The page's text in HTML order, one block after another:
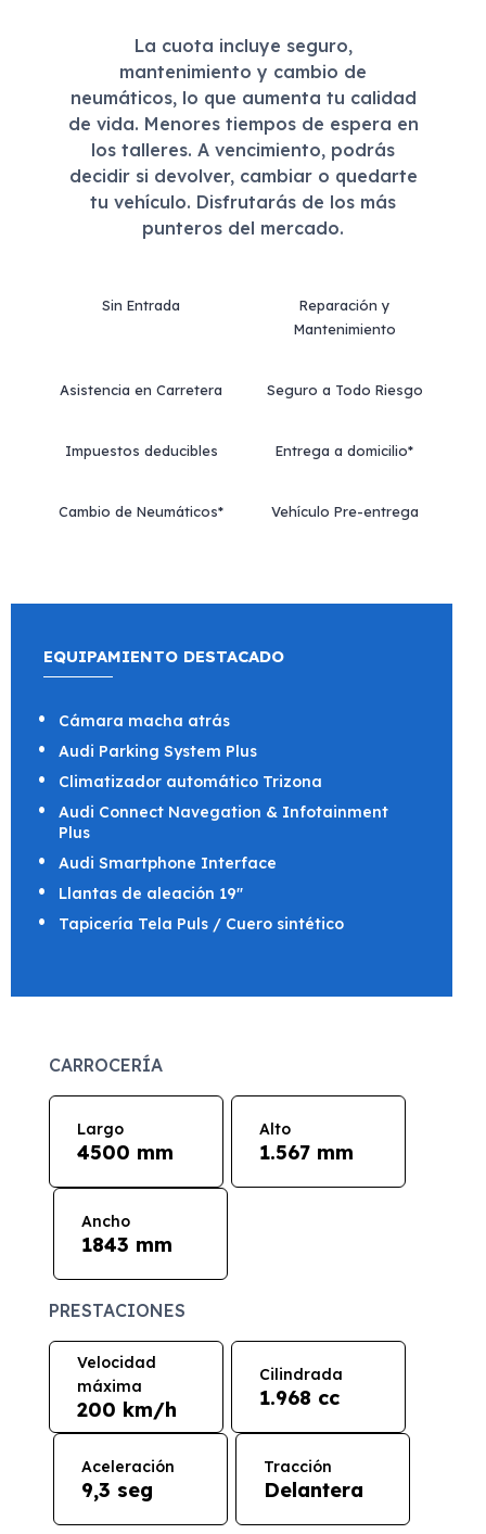
La cuota incluye seguro,
mantenimiento y cambio de
neumáticos, lo que aumenta tu calidad
de vida. Menores tiempos de espera en
los talleres. A vencimiento, podrás
decidir si devolver, cambiar o quedarte
tu vehículo. Disfrutarás de los más
punteros del mercado.
Sin Entrada
Reparación y
Mantenimiento
Asistencia en Carretera Seguro a Todo Riesgo
Impuestos deducibles Entrega a domicilio*
Cambio de Neumáticos* Vehículo Pre-entrega
EQUIPAMIENTO DESTACADO
Cámara macha atrás
Audi Parking System Plus
Climatizador automático Trizona
Audi Connect Navegation & Infotainment
Plus
Audi Smartphone Interface
Llantas de aleación 19"
Tapicería Tela Puls / Cuero sintético
CARROCERÍA
Largo
4500 mm
Alto
1.567 mm
Ancho
1843 mm
PRESTACIONES
Velocidad
máxima
200 km/h
Cilindrada
1.968 cc
Aceleración
9,3 seg
Tracción
Delantera